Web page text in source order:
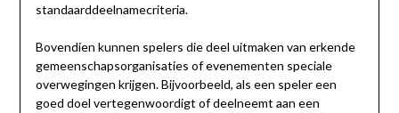
standaarddeelnamecriteria.
Bovendien kunnen spelers die deel uitmaken van erkende
gemeenschapsorganisaties of evenementen speciale
overwegingen krijgen. Bijvoorbeeld, als een speler een
goed doel vertegenwoordigt of deelneemt aan een